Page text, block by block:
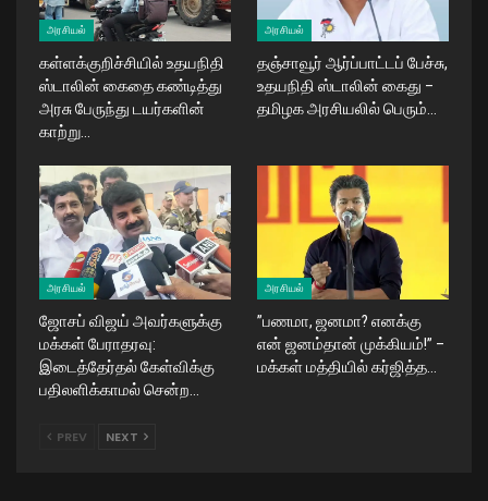
அரசியல்
கள்ளக்குறிச்சியில் உதயநிதி
ஸ்டாலின் கைதை கண்டித்து
அரசு பேருந்து டயர்களின்
காற்று…
அரசியல்
தஞ்சாவூர் ஆர்ப்பாட்டப் பேச்சு,
உதயநிதி ஸ்டாலின் கைது –
தமிழக அரசியலில் பெரும்…
அரசியல்
ஜோசப் விஜய் அவர்களுக்கு
மக்கள் பேராதரவு:
இடைத்தேர்தல் கேள்விக்கு
பதிலளிக்காமல் சென்ற…
அரசியல்
​”பணமா, ஜனமா? எனக்கு
என் ஜனம்தான் முக்கியம்!” –
மக்கள் மத்தியில் கர்ஜித்த…
PREV NEXT